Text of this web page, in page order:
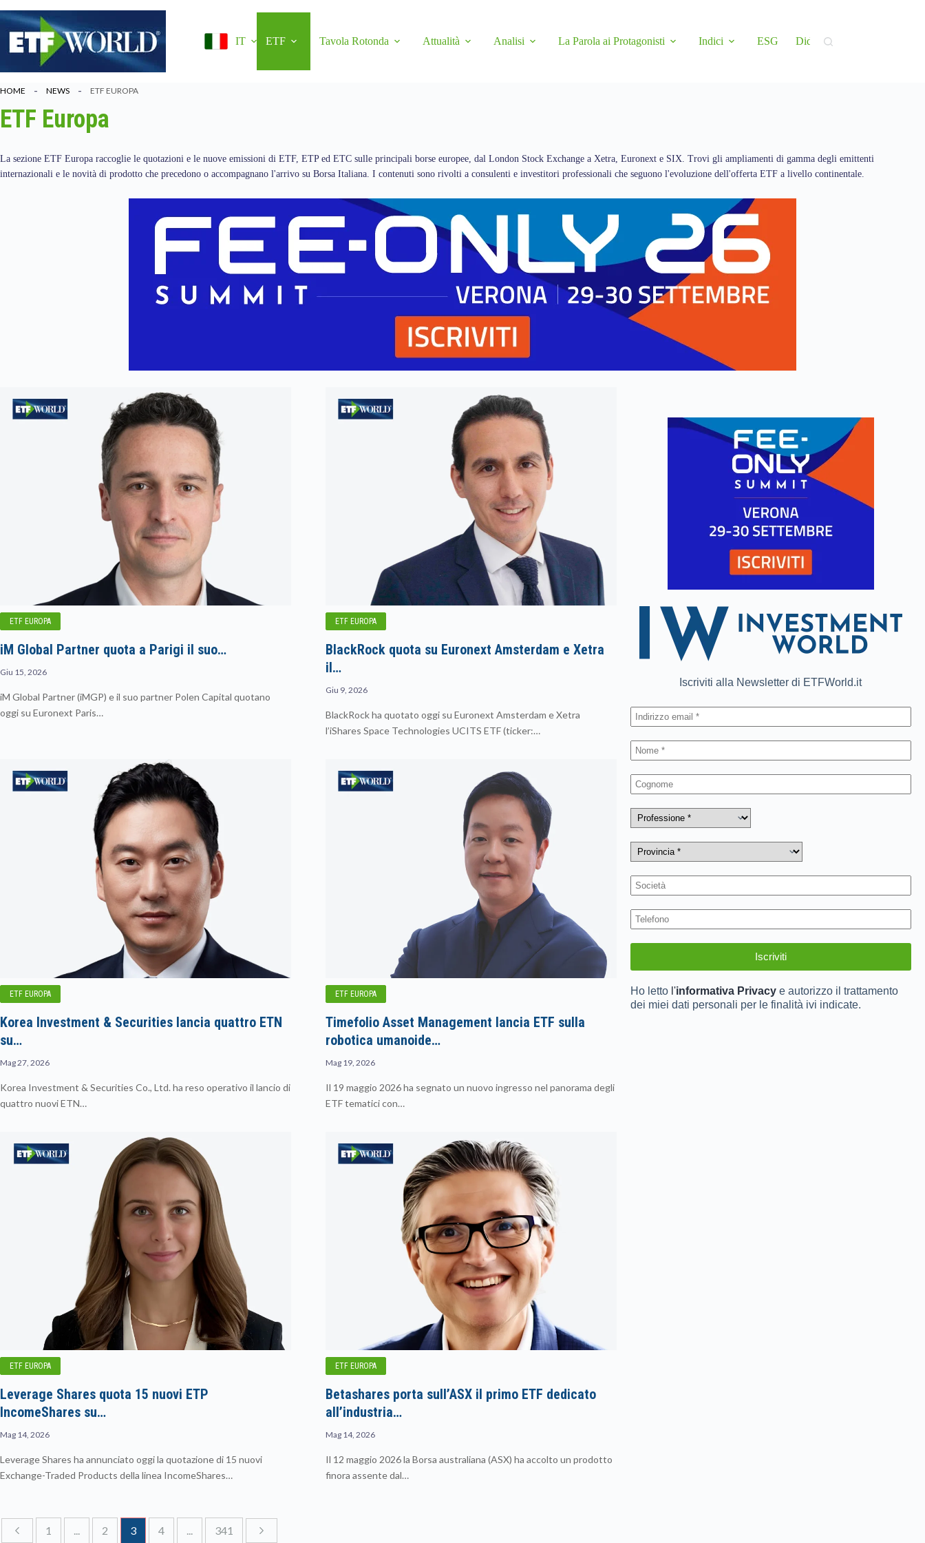
al
contenuto
IT
ETF Tavola Rotonda Attualità Analisi La Parola ai Protagonisti Indici ESG Didattica
HOME NEWS ETF EUROPA
ETF Europa
La sezione ETF Europa raccoglie le quotazioni e le nuove emissioni di ETF, ETP ed ETC sulle principali borse europee, dal London Stock Exchange a Xetra, Euronext e SIX. Trovi gli ampliamenti di gamma degli emittenti
internazionali e le novità di prodotto che precedono o accompagnano l'arrivo su Borsa Italiana. I contenuti sono rivolti a consulenti e investitori professionali che seguono l'evoluzione dell'offerta ETF a livello continentale.
ETF EUROPA
iM Global Partner quota a Parigi il suo…
Giu 15, 2026
iM Global Partner (iMGP) e il suo partner Polen Capital quotano
oggi su Euronext Paris…
ETF EUROPA
BlackRock quota su Euronext Amsterdam e Xetra
il…
Giu 9, 2026
BlackRock ha quotato oggi su Euronext Amsterdam e Xetra
l’iShares Space Technologies UCITS ETF (ticker:…
ETF EUROPA
Korea Investment & Securities lancia quattro ETN
su…
Mag 27, 2026
Korea Investment & Securities Co., Ltd. ha reso operativo il lancio di
quattro nuovi ETN…
ETF EUROPA
Timefolio Asset Management lancia ETF sulla
robotica umanoide…
Mag 19, 2026
Il 19 maggio 2026 ha segnato un nuovo ingresso nel panorama degli
ETF tematici con…
ETF EUROPA
Leverage Shares quota 15 nuovi ETP
IncomeShares su…
Mag 14, 2026
Leverage Shares ha annunciato oggi la quotazione di 15 nuovi
Exchange-Traded Products della linea IncomeShares…
ETF EUROPA
Betashares porta sull’ASX il primo ETF dedicato
all’industria…
Mag 14, 2026
Il 12 maggio 2026 la Borsa australiana (ASX) ha accolto un prodotto
finora assente dal…
1 ... 2 3 4 ... 341
Iscriviti alla Newsletter di ETFWorld.it
Ho letto l'informativa Privacye autorizzo il trattamento
dei miei dati personali per le finalità ivi indicate.